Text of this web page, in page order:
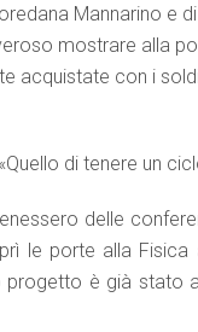
Mannarino e
mostrare alla
acquistate con i
di tenere un
delle
le porte alla
progetto è già